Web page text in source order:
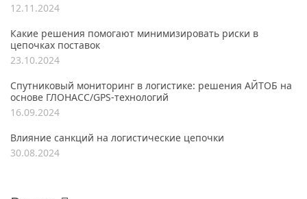
12.11.2024
Какие решения помогают минимизировать риски в
цепочках поставок
23.10.2024
Спутниковый мониторинг в логистике: решения АЙТОБ на
основе ГЛОНАСС/GPS-технологий
16.09.2024
Влияние санкций на логистические цепочки
30.08.2024